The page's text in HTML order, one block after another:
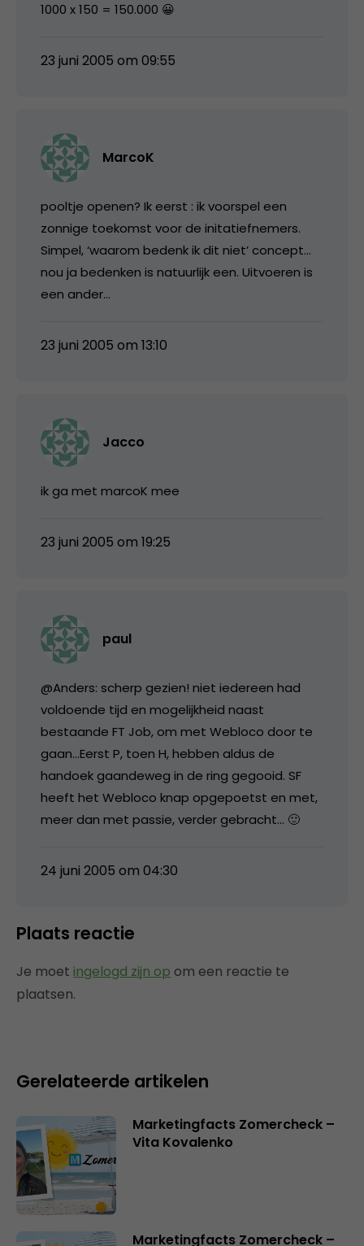
1000 x 150 = 150.000 😀
23 juni 2005 om 09:55
MarcoK
pooltje openen? Ik eerst : ik voorspel een
zonnige toekomst voor de initatiefnemers.
Simpel, ‘waarom bedenk ik dit niet’ concept…
nou ja bedenken is natuurlijk een. Uitvoeren is
een ander…
23 juni 2005 om 13:10
Jacco
ik ga met marcoK mee
23 juni 2005 om 19:25
paul
@Anders: scherp gezien! niet iedereen had
voldoende tijd en mogelijkheid naast
bestaande FT Job, om met Webloco door te
gaan…Eerst P, toen H, hebben aldus de
handoek gaandeweg in de ring gegooid. SF
heeft het Webloco knap opgepoetst en met,
meer dan met passie, verder gebracht… 🙂
24 juni 2005 om 04:30
Plaats reactie
Je moet ingelogd zijn op om een reactie te
plaatsen.
Gerelateerde artikelen
Marketingfacts Zomercheck –
Vita Kovalenko
Marketingfacts Zomercheck –